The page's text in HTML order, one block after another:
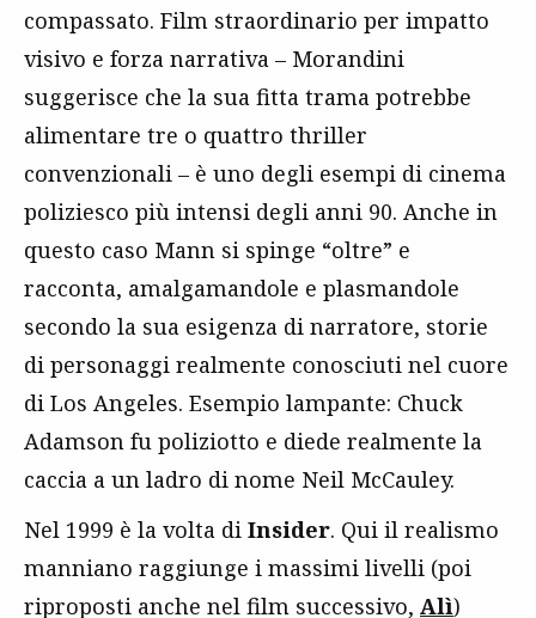
compassato. Film straordinario per impatto
visivo e forza narrativa – Morandini
suggerisce che la sua fitta trama potrebbe
alimentare tre o quattro thriller
convenzionali – è uno degli esempi di cinema
poliziesco più intensi degli anni 90. Anche in
questo caso Mann si spinge “oltre” e
racconta, amalgamandole e plasmandole
secondo la sua esigenza di narratore, storie
di personaggi realmente conosciuti nel cuore
di Los Angeles. Esempio lampante: Chuck
Adamson fu poliziotto e diede realmente la
caccia a un ladro di nome Neil McCauley.
Nel 1999 è la volta di Insider. Qui il realismo
manniano raggiunge i massimi livelli (poi
riproposti anche nel film successivo, Alì)